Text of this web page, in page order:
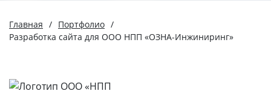
Главная / Портфолио /
Разработка сайта для ООО НПП «ОЗНА-Инжиниринг»